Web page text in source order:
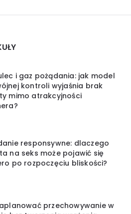
i gaz pożądania: jak model
kontroli wyjaśnia brak
mimo atrakcyjności
responsywne: dlaczego
na seks może pojawić się
po rozpoczęciu bliskości?
przechowywanie w